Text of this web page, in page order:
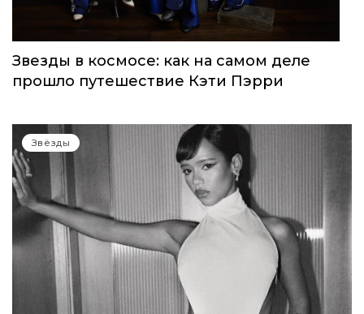
Звёзды
Звезды в космосе: как на самом деле